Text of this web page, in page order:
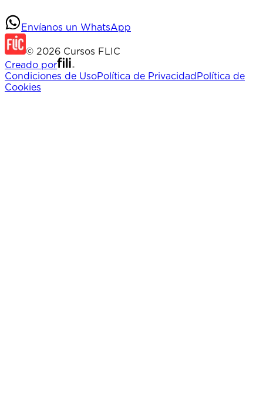
Envíanos un WhatsApp
© 2026 Cursos FLIC
Creado por
Condiciones de UsoPolítica de Privacidad Política de
Cookies